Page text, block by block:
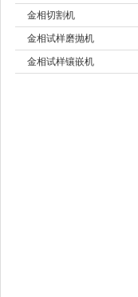
公司名称
金相切割机
金相试样磨抛机
金相试样镶嵌机